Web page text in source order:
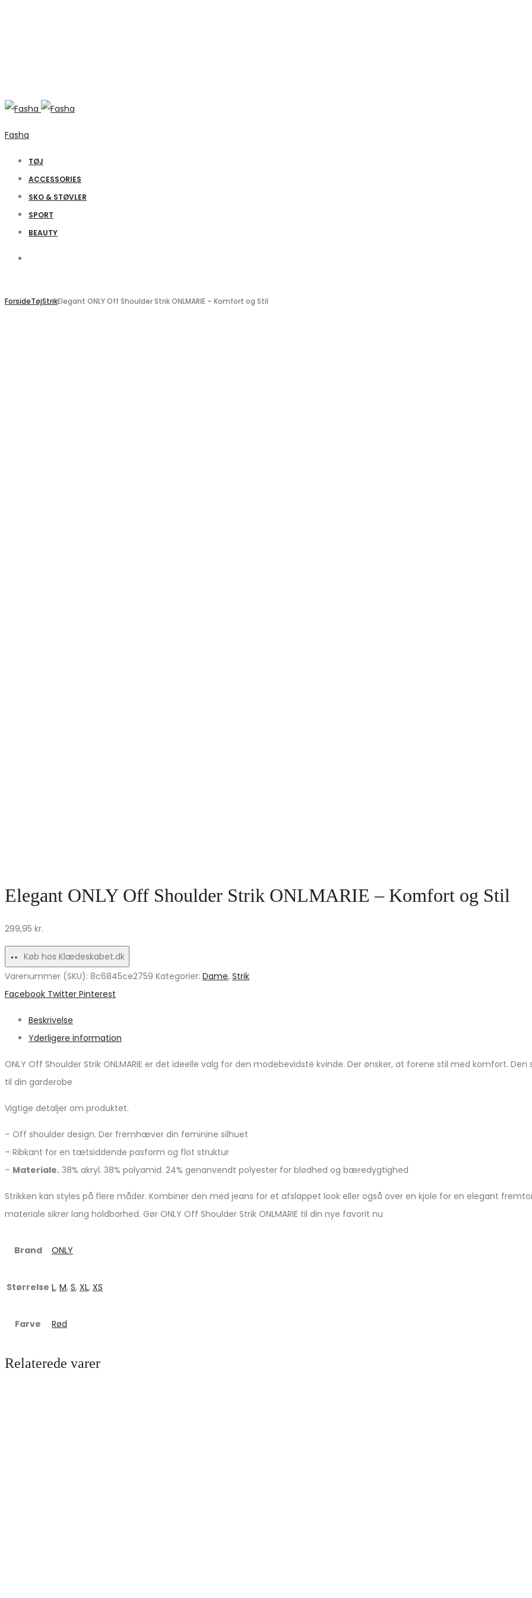
Fasha
TØJ
ACCESSORIES
SKO & STØVLER
SPORT
BEAUTY
ForsideTøjStrikElegant ONLY Off Shoulder Strik ONLMARIE – Komfort og Stil
Elegant ONLY Off Shoulder Strik ONLMARIE – Komfort og Stil
299,95 kr.
Køb hos Klædeskabet.dk
Varenummer (SKU): 8c6845ce2759 Kategorier: Dame, Strik
Share
Facebook Twitter Pinterest
Beskrivelse
Yderligere information
ONLY Off Shoulder Strik ONLMARIE er det ideelle valg for den modebevidste kvinde. Der ønsker, at forene stil med komfort.
til din garderobe
Vigtige detaljer om produktet.
– Off shoulder design. Der fremhæver din feminine silhuet
– Ribkant for en tætsiddende pasform og flot struktur
– Materiale. 38% akryl. 38% polyamid. 24% genanvendt polyester for blødhed og bæredygtighed
Strikken kan styles på flere måder. Kombiner den med jeans for et afslappet look eller også over en kjole for en elegant
materiale sikrer lang holdbarhed. Gør ONLY Off Shoulder Strik ONLMARIE til din nye favorit nu
Brand ONLY
Størrelse L, M, S, XL, XS
Farve Rød
Relaterede varer